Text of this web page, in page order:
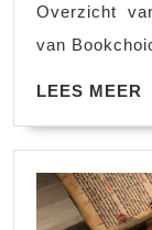
Overzicht
van
LEES MEER